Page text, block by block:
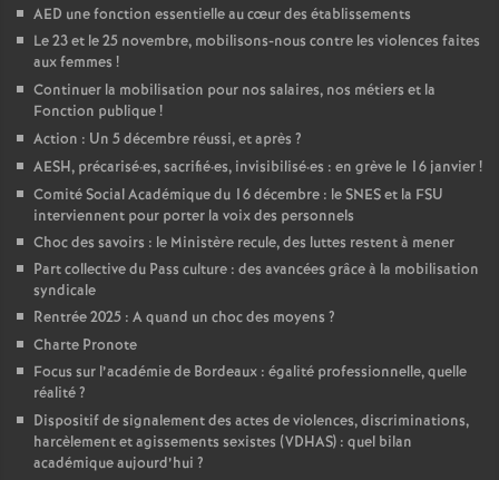
AED une fonction essentielle au cœur des établissements
Le 23 et le 25 novembre, mobilisons-nous contre les violences faites
aux femmes !
Continuer la mobilisation pour nos salaires, nos métiers et la
Fonction publique!
Action : Un 5 décembre réussi, et après ?
AESH, précarisé·es, sacrifié·es, invisibilisé·es : en grève le 16 janvier!
Comité Social Académique du 16 décembre : le SNES et la FSU
interviennent pour porter la voix des personnels
Choc des savoirs : le Ministère recule, des luttes restent à mener
Part collective du Pass culture : des avancées grâce à la mobilisation
syndicale
Rentrée 2025 : A quand un choc des moyens ?
Charte Pronote
Focus sur l’académie de Bordeaux : égalité professionnelle, quelle
réalité?
Dispositif de signalement des actes de violences, discriminations,
harcèlement et agissements sexistes (VDHAS) : quel bilan
académique aujourd’hui ?